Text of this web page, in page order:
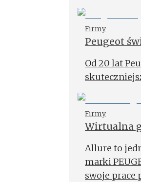
Firmy
Peugeot
Od 20 lat
Firmy
Wirtualna
Allure to
marki
swoje prace